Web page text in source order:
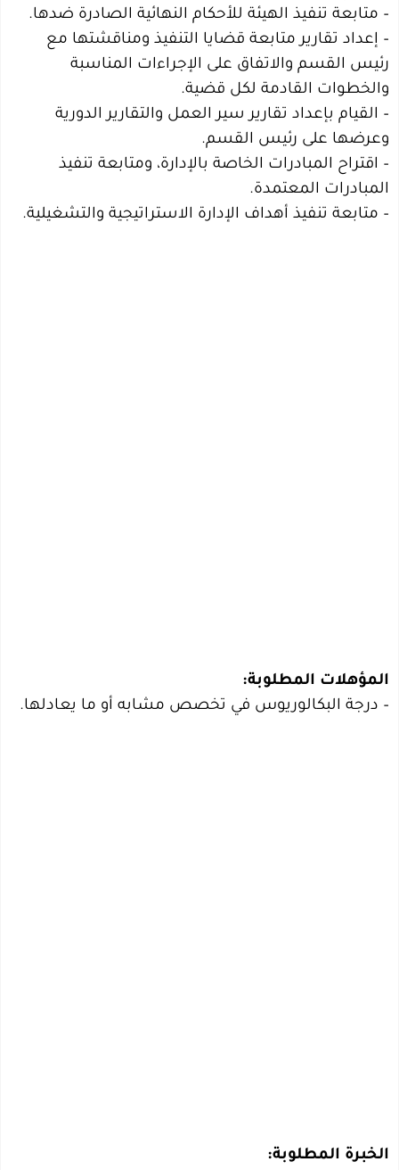
– متابعة تنفيذ الهيئة للأحكام النهائية الصادرة ضدها.
– إعداد تقارير متابعة قضايا التنفيذ ومناقشتها مع
رئيس القسم والاتفاق على الإجراءات المناسبة
والخطوات القادمة لكل قضية.
– القيام بإعداد تقارير سير العمل والتقارير الدورية
وعرضها على رئيس القسم.
– اقتراح المبادرات الخاصة بالإدارة، ومتابعة تنفيذ
المبادرات المعتمدة.
– متابعة تنفيذ أهداف الإدارة الاستراتيجية والتشغيلية.
المؤهلات المطلوبة:
– درجة البكالوريوس في تخصص مشابه أو ما يعادلها.
الخبرة المطلوبة: